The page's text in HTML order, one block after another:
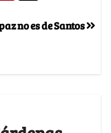
no es de Santos